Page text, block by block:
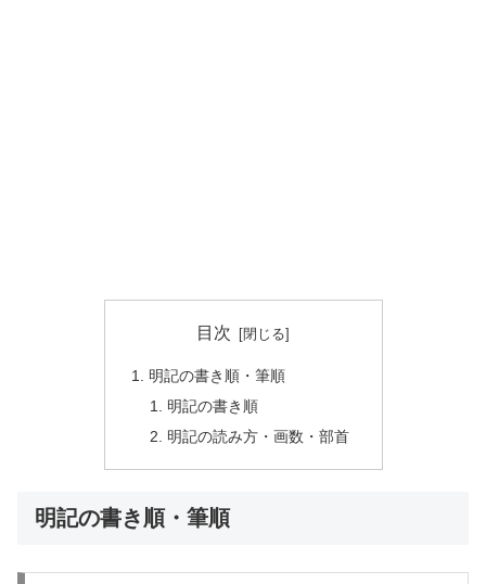
目次
明記の書き順・筆順
明記の書き順
明記の読み方・画数・部首
明記の書き順・筆順